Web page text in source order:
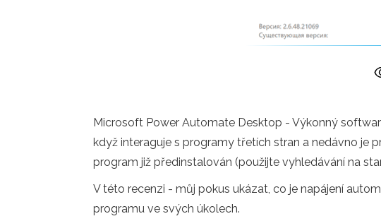
Microsoft Power Automate Desktop - Výkonný
když interaguje s programy třetích stran a nedávno je
program již předinstalován (použijte vyhledávání na
V této recenzi - můj pokus ukázat, co je napájení
programu ve svých úkolech.